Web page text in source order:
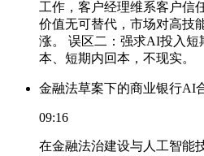
工作，客户经理维系客户信
价值无可替代，市场对高技
涨。 误区二：强求AI投入短
本、短期内回本，不现实。
金融法草案下的商业银行AI
09:16
在金融法治建设与人工智能